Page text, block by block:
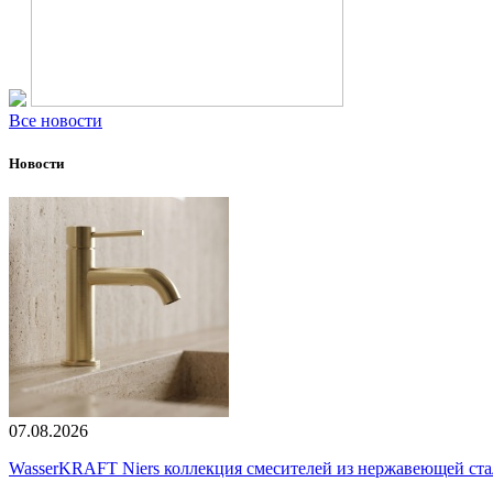
Все новости
Новости
07.08.2026
WasserKRAFT Niers коллекция смесителей из нержавеющей